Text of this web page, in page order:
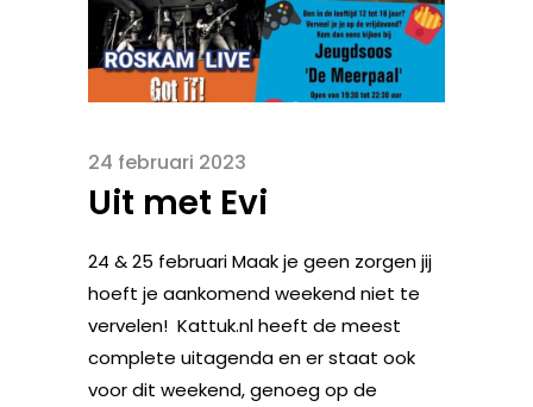
24 februari 2023
Uit met Evi
24 & 25 februari Maak je geen zorgen jij
hoeft je aankomend weekend niet te
vervelen! Kattuk.nl heeft de meest
complete uitagenda en er staat ook
voor dit weekend, genoeg op de